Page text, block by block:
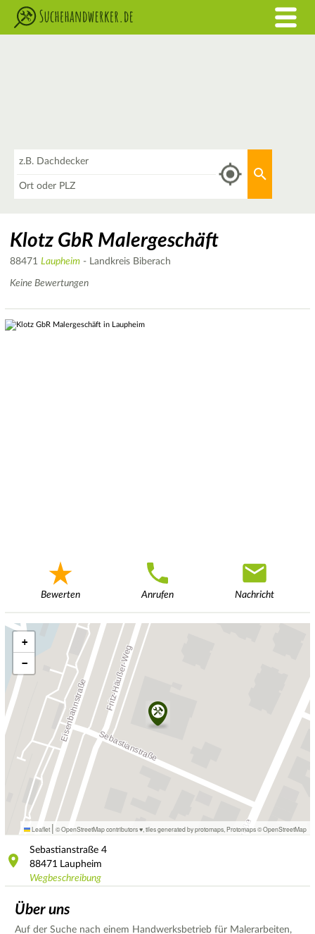
Klotz GbR Malergeschäft
88471 Laupheim - Landkreis Biberach
Keine Bewertungen
Bewerten Anrufen Nachricht
+
−
Leaflet | © OpenStreetMap contributors ♥, tiles generated by protomaps Protomaps©OpenStreetMap
Sebastianstraße 4
88471
Laupheim
Wegbeschreibung
Über uns
Auf der Suche nach einem Handwerksbetrieb für Malerarbeiten,